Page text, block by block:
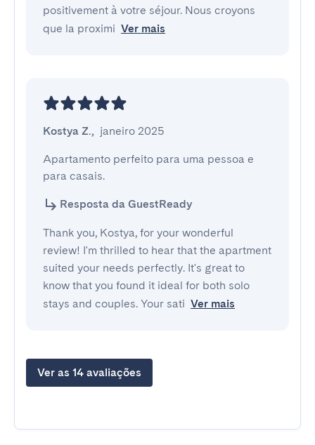
positivement à votre séjour. Nous croyons
que la proximi Ver mais
Kostya Z., janeiro 2025
Apartamento perfeito para uma pessoa e
para casais.
Resposta da GuestReady
Thank you, Kostya, for your wonderful
review! I'm thrilled to hear that the apartment
suited your needs perfectly. It's great to
know that you found it ideal for both solo
stays and couples. Your sati Ver mais
Ver as 14 avaliações